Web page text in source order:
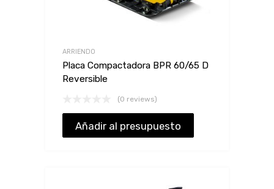
ARRIENDO
Placa Compactadora BPR 60/65 D
Reversible
(0 reviews)
Añadir al presupuesto